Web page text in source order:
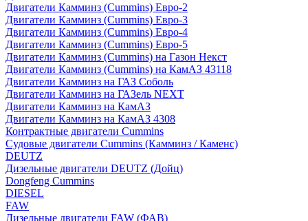
Двигатели Камминз (Cummins) Евро-2
Двигатели Камминз (Cummins) Евро-3
Двигатели Камминз (Cummins) Евро-4
Двигатели Камминз (Cummins) Евро-5
Двигатели Камминз (Cummins) на Газон Некст
Двигатели Камминз (Cummins) на КамАЗ 43118
Двигатели Камминз на ГАЗ Соболь
Двигатели Камминз на ГАЗель NEXT
Двигатели Камминз на КамАЗ
Двигатели Камминз на КамАЗ 4308
Контрактные двигатели Cummins
Судовые двигатели Cummins (Камминз / Каменс)
DEUTZ
Дизельные двигатели DEUTZ (Дойц)
Dongfeng Cummins
DIESEL
FAW
Дизельные двигатели FAW (ФАВ)